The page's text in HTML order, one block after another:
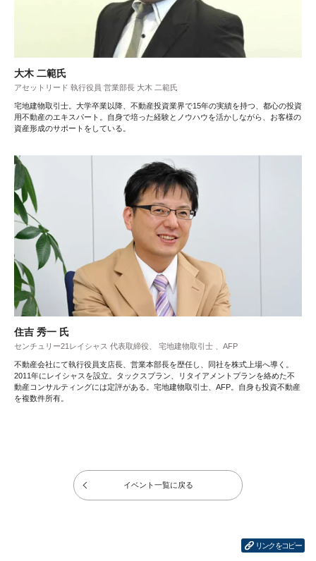
大木 二範氏
アセットリード 執行役員 営業部長 大木 二範氏
宅地建物取引士。大学卒業以降、不動産投資業界で15年の実績を持つ、都心の投資
用不動産のエキスパート。自身で培った経験とノウハウを活かしながら、お客様の
資産形成のサポートをしている。
住吉 秀一 氏
センチュリー21レイシャス 代表取締役、 宅地建物取引士 、AFP
不動産会社にて執行役員支店長、営業本部長を歴任し、同社を株式上場へ導く。
2011年にレイシャスを設立。タックスプラン、リタイアメントプランを絡めた不
動産コンサルティングには定評がある。宅地建物取引士、AFP。自身も投資不動産
を複数件所有。
イベント一覧に戻る
リンクをコピー